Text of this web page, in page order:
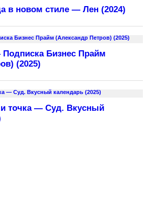
в новом стиле — Лен (2024)
Бизнес Прайм
(2025)
и точка — Суд. Вкусный